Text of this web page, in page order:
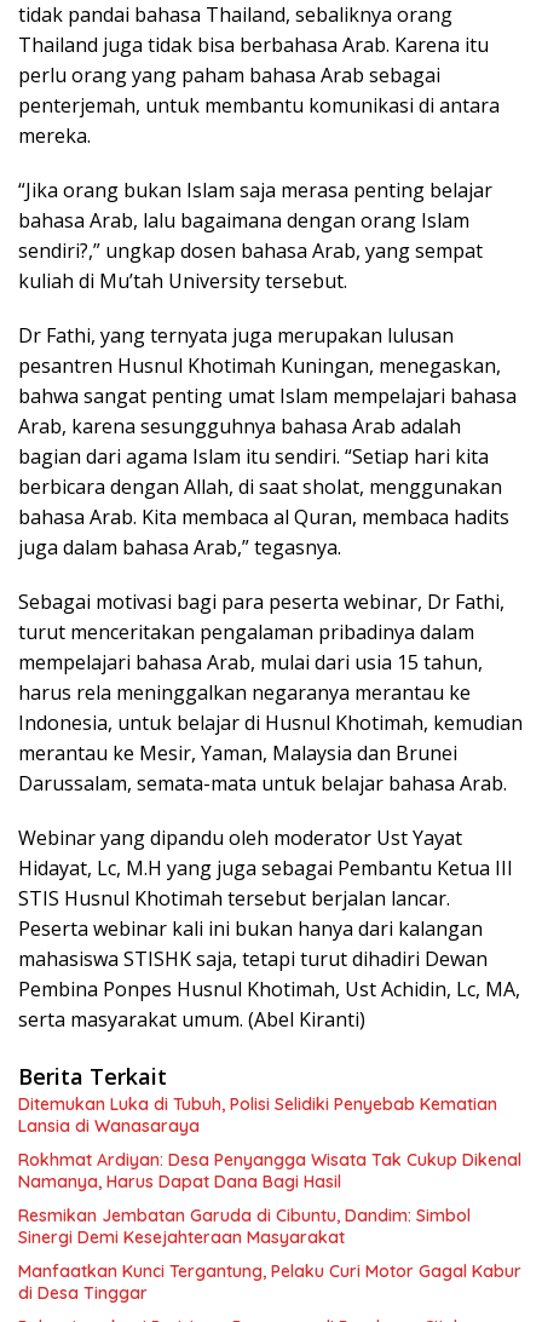
tidak pandai bahasa Thailand, sebaliknya orang
Thailand juga tidak bisa berbahasa Arab. Karena itu
perlu orang yang paham bahasa Arab sebagai
penterjemah, untuk membantu komunikasi di antara
mereka.
“Jika orang bukan Islam saja merasa penting belajar
bahasa Arab, lalu bagaimana dengan orang Islam
sendiri?,” ungkap dosen bahasa Arab, yang sempat
kuliah di Mu’tah University tersebut.
Dr Fathi, yang ternyata juga merupakan lulusan
pesantren Husnul Khotimah Kuningan, menegaskan,
bahwa sangat penting umat Islam mempelajari bahasa
Arab, karena sesungguhnya bahasa Arab adalah
bagian dari agama Islam itu sendiri. “Setiap hari kita
berbicara dengan Allah, di saat sholat, menggunakan
bahasa Arab. Kita membaca al Quran, membaca hadits
juga dalam bahasa Arab,” tegasnya.
Sebagai motivasi bagi para peserta webinar, Dr Fathi,
turut menceritakan pengalaman pribadinya dalam
mempelajari bahasa Arab, mulai dari usia 15 tahun,
harus rela meninggalkan negaranya merantau ke
Indonesia, untuk belajar di Husnul Khotimah, kemudian
merantau ke Mesir, Yaman, Malaysia dan Brunei
Darussalam, semata-mata untuk belajar bahasa Arab.
Webinar yang dipandu oleh moderator Ust Yayat
Hidayat, Lc, M.H yang juga sebagai Pembantu Ketua III
STIS Husnul Khotimah tersebut berjalan lancar.
Peserta webinar kali ini bukan hanya dari kalangan
mahasiswa STISHK saja, tetapi turut dihadiri Dewan
Pembina Ponpes Husnul Khotimah, Ust Achidin, Lc, MA,
serta masyarakat umum. (Abel Kiranti)
Berita Terkait
Ditemukan Luka di Tubuh, Polisi Selidiki Penyebab Kematian
Lansia di Wanasaraya
Rokhmat Ardiyan: Desa Penyangga Wisata Tak Cukup Dikenal
Namanya, Harus Dapat Dana Bagi Hasil
Resmikan Jembatan Garuda di Cibuntu, Dandim: Simbol
Sinergi Demi Kesejahteraan Masyarakat
Manfaatkan Kunci Tergantung, Pelaku Curi Motor Gagal Kabur
di Desa Tinggar